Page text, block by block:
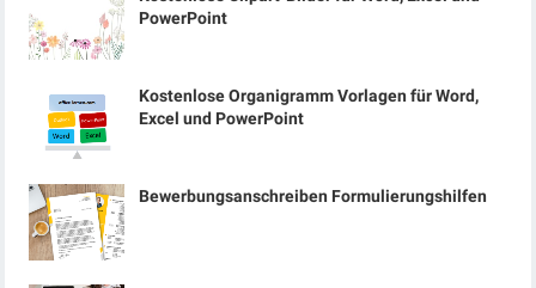
PowerPoint
Kostenlose Organigramm Vorlagen für Word,
Excel und PowerPoint
Bewerbungsanschreiben Formulierungshilfen